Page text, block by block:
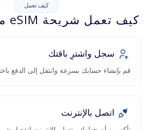
كيف تعمل
كيف تعمل شريحة eSIM من Jett-On؟
سجل واشترِ باقتك
قم بإنشاء حسابك بسرعة وانتقل إلى الدفع
اتصل بالإنترنت